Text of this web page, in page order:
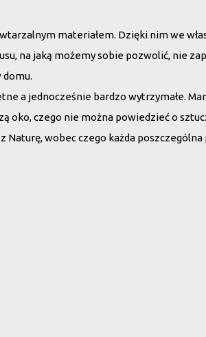
materiałem. Dzięki nim we
na jaką możemy sobie pozwolić, nie
domu.
a jednocześnie bardzo wytrzymałe.
oko, czego nie można powiedzieć o
Naturę, wobec czego każda